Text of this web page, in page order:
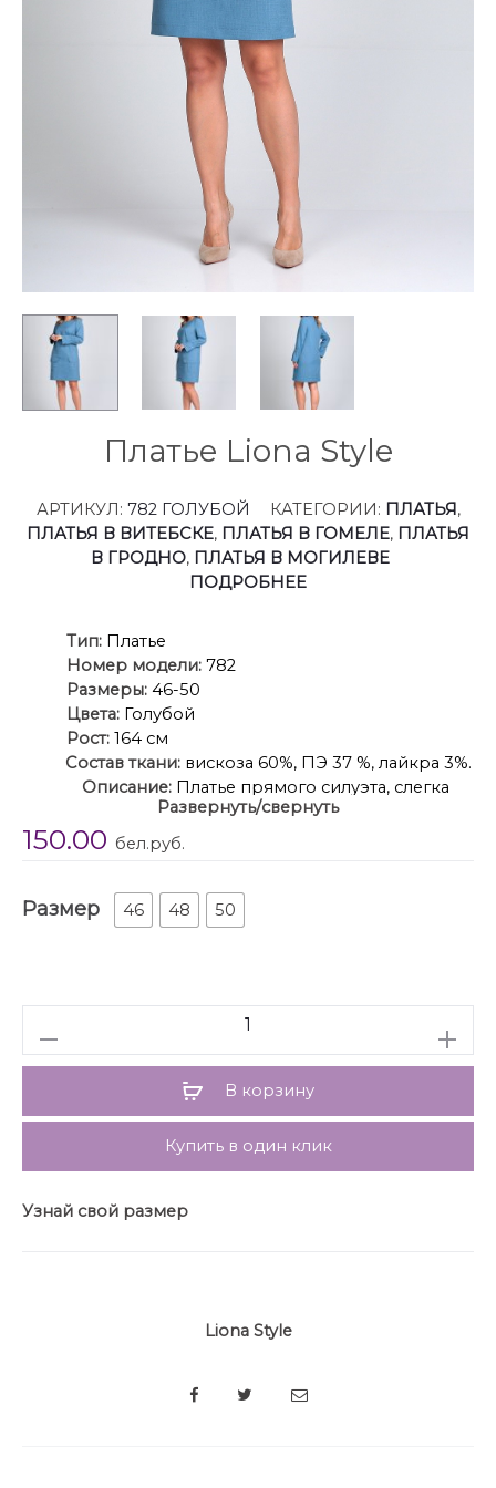
Платье Liona Style
АРТИКУЛ: 782 ГОЛУБОЙ КАТЕГОРИИ: ПЛАТЬЯ,
ПЛАТЬЯ В ВИТЕБСКЕ, ПЛАТЬЯ В ГОМЕЛЕ, ПЛАТЬЯ
В ГРОДНО, ПЛАТЬЯ В МОГИЛЕВЕ
ПОДРОБНЕЕ
Тип: Платье
Номер модели: 782
Размеры: 46-50
Цвета: Голубой
Рост: 164 см
Состав ткани: вискоза 60%, ПЭ 37 %, лайкра 3%.
Описание: Платье прямого силуэта, слегка
приталенное в области талии. Рукав втачной. Снизу
часть рукава собрана на эластичную тесьму. По
среднем шве потайная молния.
Длинна платья по середине спинке: 90 см.
Развернуть/свернуть
150.00 бел.руб.
Размер 46 48 50
В корзину
Купить в один клик
Узнай свой размер
Liona Style
SHARE